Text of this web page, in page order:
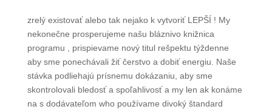
zrelý existovať alebo tak nejako k vytvoriť LEPŠÍ ! My
nekonečne prosperujeme našu bláznivo knižnica
programu , prispievame nový titul rešpektu týždenne
aby sme ponechávali žiť čerstvo a dobiť energiu. Naše
stávka podliehajú prísnemu dokázaniu, aby sme
skontrolovali bledosť a spoľahlivosť a my len ak konáme
na s dodávateľom who používame divoký štandard